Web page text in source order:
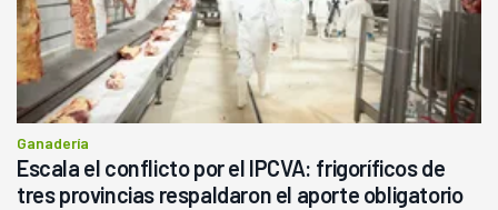
Ganadería
Escala el conflicto por el IPCVA: frigoríficos de
tres provincias respaldaron el aporte obligatorio